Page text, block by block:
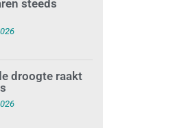
steeds
droogte raakt